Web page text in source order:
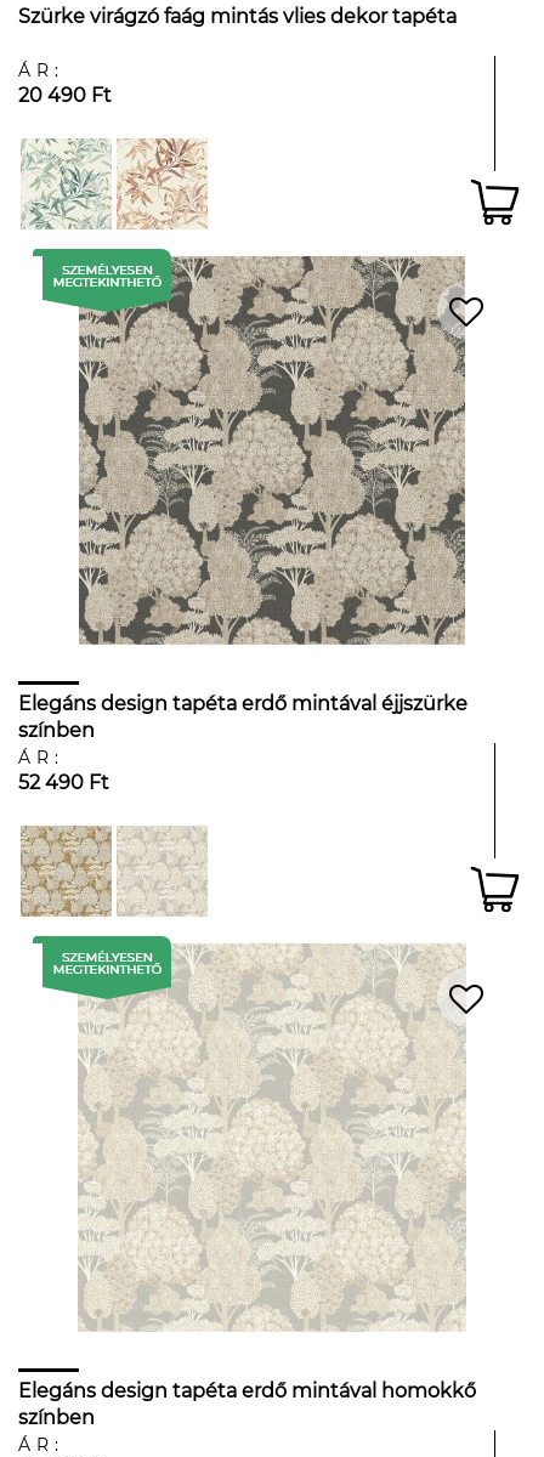
Szürke virágzó faág mintás vlies dekor tapéta
ÁR:
20 490 Ft
Elegáns design tapéta erdő mintával éjjszürke
színben
ÁR:
52 490 Ft
Elegáns design tapéta erdő mintával homokkő
színben
ÁR: